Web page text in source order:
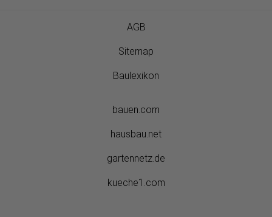
AGB
Sitemap
Baulexikon
bauen.com
hausbau.net
gartennetz.de
kueche1.com